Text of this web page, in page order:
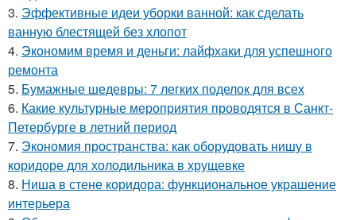
3. Эффективные идеи уборки ванной: как сделать
ванную блестящей без хлопот
4. Экономим время и деньги: лайфхаки для успешного
ремонта
5. Бумажные шедевры: 7 легких поделок для всех
6. Какие культурные мероприятия проводятся в Санкт-
Петербурге в летний период
7. Экономия пространства: как оборудовать нишу в
коридоре для холодильника в хрущевке
8. Ниша в стене коридора: функциональное украшение
интерьера